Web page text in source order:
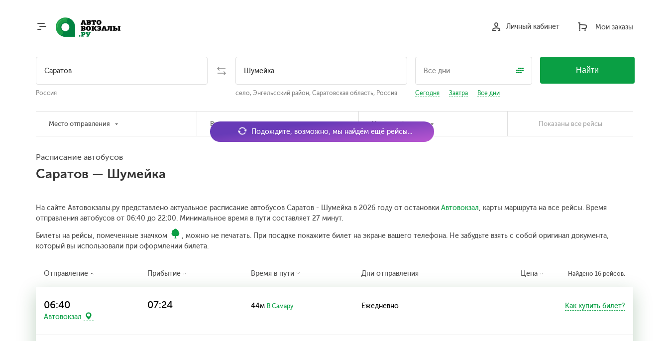
Мои заказы
Личный кабинет
Россия село, Энгельсский район, Саратовская область, Россия Сегодня Завтра Все дни
Найти
Место отправления Время отправления Наличие билетов Показаны все рейсы
Расписание автобусов
Саратов — Шумейка
На сайте Автовокзалы.ру представлено актуальное расписание автобусов Саратов - Шумейка в 2026 году от остановки Автовокзал, карты маршрута на все рейсы. Время
отправления автобусов от 06:40 до 22:00. Минимальное время в пути составляет 27 минут.
Билеты на рейсы, помеченные значком
, можно не печатать. При посадке покажите билет на экране вашего телефона. Не забудьте взять с собой оригинал документа,
который вы использовали при оформлении билета.
Подождите, возможно, мы найдём ещё рейсы...
Отправление Прибытие Время в пути Дни отправления Цена Найдено 16 рейсов.
06:40
Автовокзал
07:24 44м В Самару Ежедневно Как купить билет?